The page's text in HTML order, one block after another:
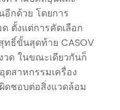
กด้วย โดยการ
ตั้งแต่การคัดเลือก
ทธิ์ขั้นสุดท้าย CASOV
ด ในขณะเดียวกันก็
สาหกรรมเครื่อง
ดชอบต่อสิ่งแวดล้อม